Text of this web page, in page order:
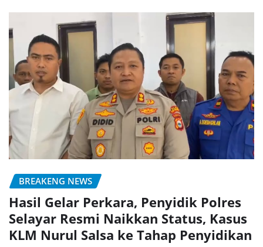
BREAKENG NEWS
Hasil Gelar Perkara, Penyidik Polres
Selayar Resmi Naikkan Status, Kasus
KLM Nurul Salsa ke Tahap Penyidikan